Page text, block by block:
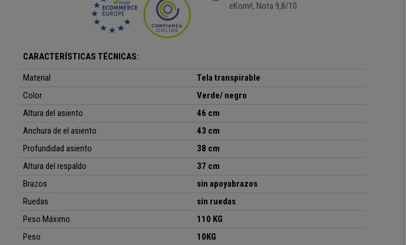
eKomi!, Nota 9,8/10
CARACTERÍSTICAS TÉCNICAS:
Material
Tela transpirable
Color
Verde/ negro
Altura del asiento
46 cm
Anchura de el asiento
43 cm
Profundidad asiento
38 cm
Altura del respaldo
37 cm
Brazos
sin apoyabrazos
Ruedas
sin ruedas
Peso Máximo
110 KG
Peso
10KG